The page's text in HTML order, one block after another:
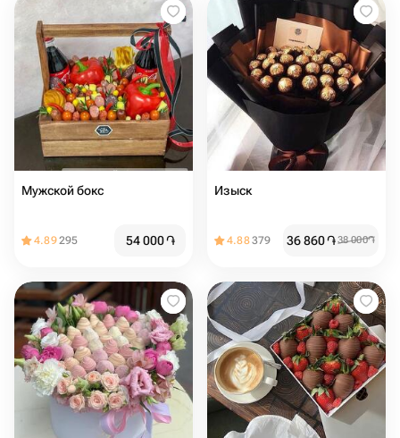
Мужской бокс
4.89295 54 000֏
Изыск
4.88379 36 860֏38 000֏